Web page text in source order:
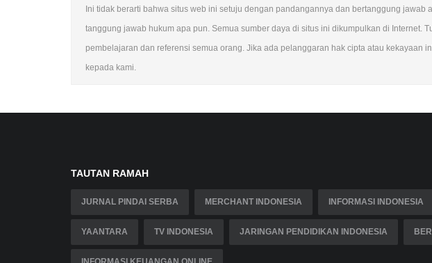
Ini tidak berarti bahwa situs web ini setuju dengan pandangannya dan bertanggung jawab
tanggung jawab hukum apa pun. Semua sumber daya di situs ini dikumpulkan di Internet.
pembelajaran dan referensi semua orang. Jika ada pelanggaran hak cipta atau kekayaan
kepada kami.
TAUTAN RAMAH
JURNAL PINDAI SERBA MERCHANT INDONESIA INFORMASI INDONESIA
YAANTARA TV INDONESIA JARINGAN PENDIDIKAN INDONESIA